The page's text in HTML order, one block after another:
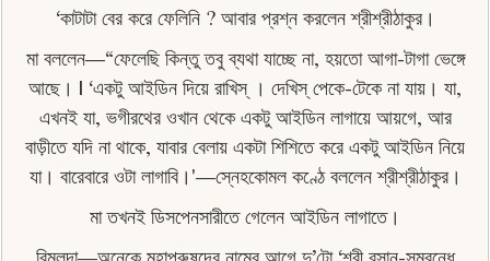
‘কাটাটা বের করে ফেলিনি ? আবার প্রশ্ন করলেন শ্রীশ্রীঠাকুর।
মা বললেন—“ফেলেছি কিন্তু তবু ব্যথা যাচ্ছে না, হয়তাে আগা-টাগা ভেঙ্গে
আছে। | ‘একটু আইডিন দিয়ে রাখিস্ । দেখিস্ পেকে-টেকে না যায়। যা,
এখনই যা, ভগীরথের ওখান থেকে একটু আইডিন লাগায়ে আয়গে, আর
বাড়ীতে যদি না থাকে, যাবার বেলায় একটা শিশিতে করে একটু আইডিন নিয়ে
যা। বারেবারে ওটা লাগাবি।'—স্নেহকোমল কণ্ঠে বললেন শ্রীশ্রীঠাকুর।
মা তখনই ডিসপেনসারীতে গেলেন আইডিন লাগাতে।